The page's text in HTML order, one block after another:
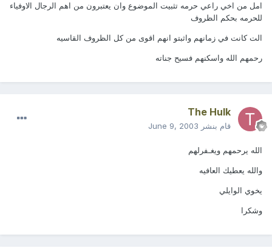
امل من اخي راعي حرمه تثبيت الموضوع وان يعتبرون من اهم الرجال الاوفياء
للحرمه بحكم الظروف
الت كانت في زمانهم واثبتو انهم اقوى من كل الظروف القاسيه
رحمهم الله واسكنهم فسيح جناته
The Hulk
قام بنشر June 9, 2003
الله يرحمهم ويغـفرلهم
والله يعطيك العافيه
يخوي الوايلي
وشكرا